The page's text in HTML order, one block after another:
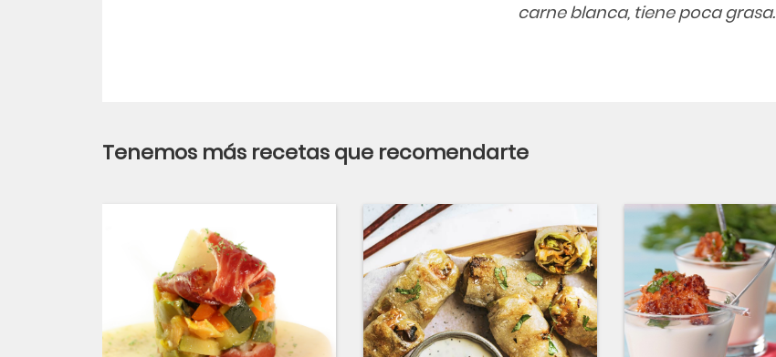
carne blanca, tiene poca grasa.
Tenemos más recetas que recomendarte